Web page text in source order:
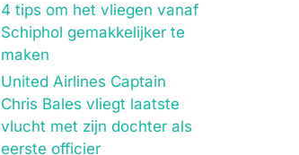
4 tips om het vliegen vanaf
Schiphol gemakkelijker te
maken
United Airlines Captain
Chris Bales vliegt laatste
vlucht met zijn dochter als
eerste officier